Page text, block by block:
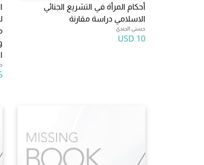
أحكام المرأة في التشريع الجنائي
الاسلامي دراسة مقارنة
حسني الجندي
10 USD